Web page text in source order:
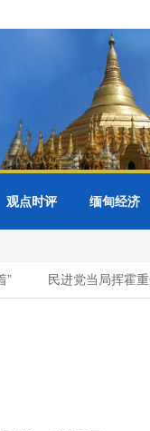
观点时评 缅甸经济
民进党当局挥霍重